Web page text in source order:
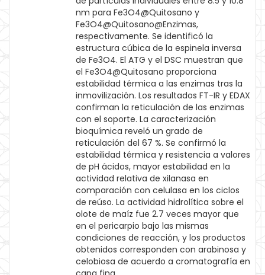
nm para Fe3O4@Quitosano y
Fe3O4@Quitosano@Enzimas,
respectivamente. Se identificó la
estructura cúbica de la espinela inversa
de Fe3O4. El ATG y el DSC muestran que
el Fe3O4@Quitosano proporciona
estabilidad térmica a las enzimas tras la
inmovilización. Los resultados FT-IR y EDAX
confirman la reticulación de las enzimas
con el soporte. La caracterización
bioquímica reveló un grado de
reticulación del 67 %. Se confirmó la
estabilidad térmica y resistencia a valores
de pH ácidos, mayor estabilidad en la
actividad relativa de xilanasa en
comparación con celulasa en los ciclos
de reúso. La actividad hidrolítica sobre el
olote de maíz fue 2.7 veces mayor que
en el pericarpio bajo las mismas
condiciones de reacción, y los productos
obtenidos corresponden con arabinosa y
celobiosa de acuerdo a cromatografía en